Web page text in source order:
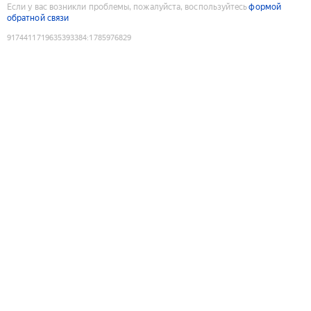
Если у вас возникли проблемы, пожалуйста, воспользуйтесьформой
обратной связи
9174411719635393384:1785976829